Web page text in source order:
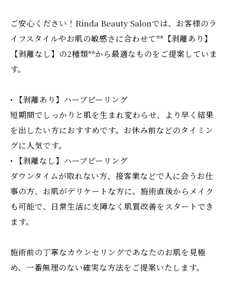
ご安心ください！Rinda Beauty Salonでは、お客様のラ
イフスタイルやお肌の敏感さに合わせて**【剥離あり】
【剥離なし】の2種類**から最適なものをご提案していま
す。
• 【剥離あり】ハーブピーリング
短期間でしっかりと肌を生まれ変わらせ、より早く結果
を出したい方におすすめです。お休み前などのタイミン
グに人気です。
• 【剥離なし】ハーブピーリング
ダウンタイムが取れない方、接客業などで人に会うお仕
事の方、お肌がデリケートな方に。施術直後からメイク
も可能で、日常生活に支障なく肌質改善をスタートでき
ます。
施術前の丁寧なカウンセリングであなたのお肌を見極
め、一番無理のない確実な方法をご提案いたします。